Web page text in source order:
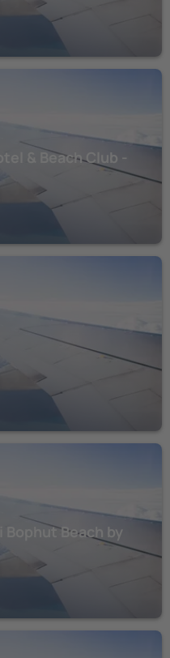
& Beach Club -
Bophut Beach by